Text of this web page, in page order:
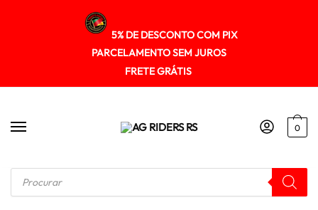
5% DE DESCONTO COM PIX
PARCELAMENTO SEM JUROS
FRETE GRÁTIS
0
Início / CAMARAS